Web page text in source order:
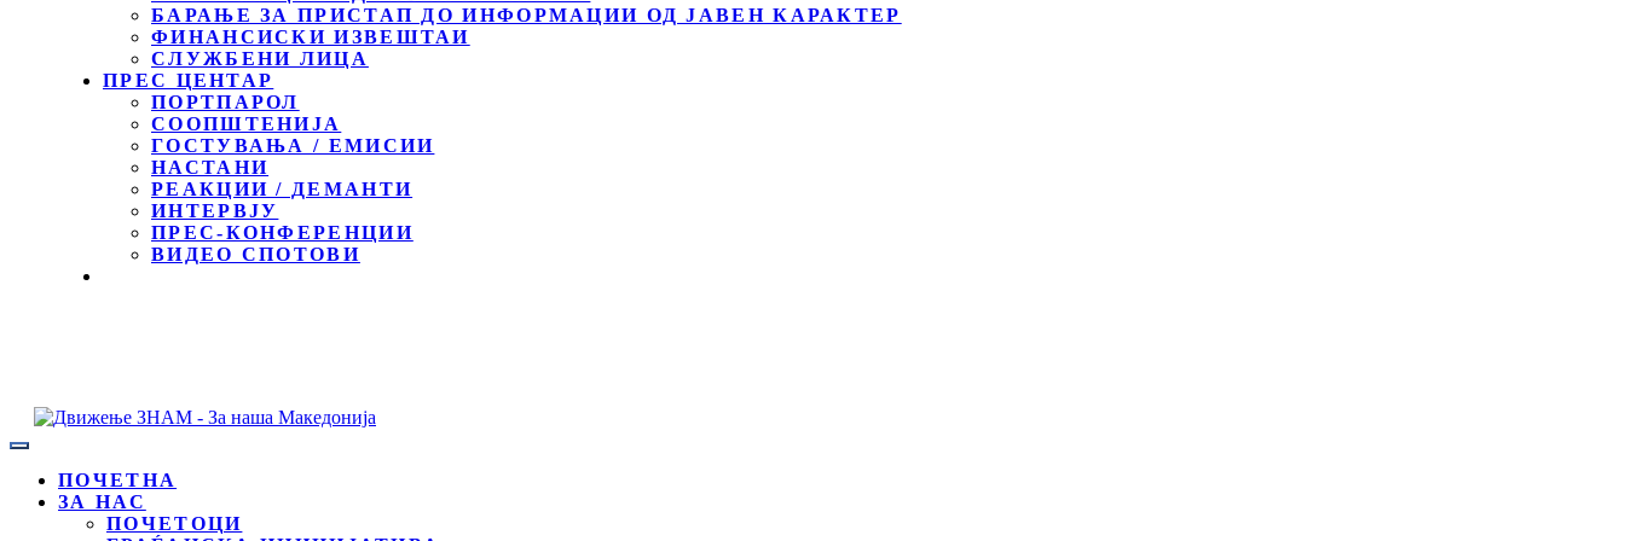
БАРАЊЕ ЗА ПРИСТАП ДО ИНФОРМАЦИИ ОД ЈАВЕН КАРАКТЕР
ФИНАНСИСКИ ИЗВЕШТАИ
СЛУЖБЕНИ ЛИЦА
ПРЕС ЦЕНТАР
ПОРТПАРОЛ
СООПШТЕНИЈА
ГОСТУВАЊА / ЕМИСИИ
НАСТАНИ
РЕАКЦИИ / ДЕМАНТИ
ИНТЕРВЈУ
ПРЕС-КОНФЕРЕНЦИИ
ВИДЕО СПОТОВИ
ПОЧЕТНА
ЗА НАС
ПОЧЕТОЦИ